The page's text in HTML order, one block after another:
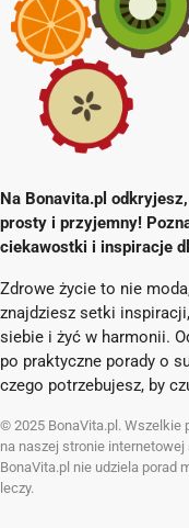
Na Bonavita.pl
prosty i przyjemny!
ciekawostki i inspiracje
Zdrowe życie to nie
znajdziesz setki
siebie i żyć w harmonii.
po praktyczne porady o
czego potrzebujesz, by
© 2025 BonaVita.pl. Wszelkie
na naszej stronie
BonaVita.pl nie udziela porad
leczy.